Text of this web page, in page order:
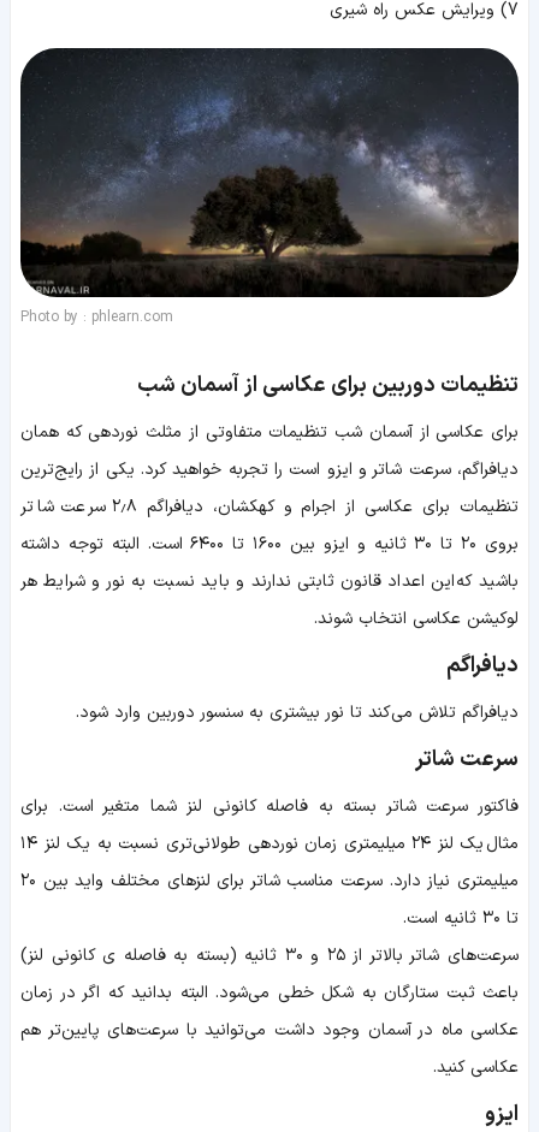
7) ویرایش عکس راه شیری
Photo by : phlearn.com
تنظیمات دوربین برای عکاسی از آسمان شب
برای عکاسی از آسمان شب تنظیمات متفاوتی از مثلث نوردهی که همان
دیافراگم، سرعت شاتر و ایزو است را تجربه خواهید کرد. یکی از رایج‌ترین
تنظیمات برای عکاسی از اجرام و کهکشان، دیافراگم ۲٫۸ سرعت شاتر
بروی ۲۰ تا ۳۰ ثانیه و ایزو بین ۱۶۰۰ تا ۶۴۰۰ است. البته توجه داشته
باشید که این اعداد قانون ثابتی ندارند و باید نسبت به نور و شرایط هر
لوکیشن عکاسی انتخاب شوند.
دیافراگم
دیافراگم تلاش می‌کند تا نور بیشتری به سنسور دوربین وارد شود.
سرعت شاتر
فاکتور سرعت شاتر بسته به فاصله کانونی لنز شما متغیر است. برای
مثال یک لنز ۲۴ میلیمتری زمان نوردهی طولانی‌تری نسبت به یک لنز ۱۴
میلیمتری نیاز دارد. سرعت مناسب شاتر برای لنزهای مختلف واید بین ۲۰
تا ۳۰ ثانیه است.
سرعت‌های شاتر بالاتر از ۲۵ و ۳۰ ثانیه (بسته به فاصله ی کانونی لنز)
باعث ثبت ستارگان به شکل خطی می‌شود. البته بدانید که اگر در زمان
عکاسی ماه در آسمان وجود داشت می‌توانید با سرعت‌های پایین‌تر هم
عکاسی کنید.
ایزو